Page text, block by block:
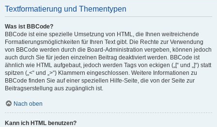
Textformatierung und Thementypen
Was ist BBCode?
BBCode ist eine spezielle Umsetzung von HTML, die Ihnen weitreichende
Formatierungsmöglichkeiten für Ihren Text gibt. Die Rechte zur Verwendung
von BBCode werden durch die Board-Administration vergeben, können jedoch
auch durch Sie für jeden einzelnen Beitrag deaktiviert werden. BBCode ist
ähnlich wie HTML aufgebaut, jedoch werden Tags von eckigen („[“ und „]“) statt
spitzen („<“ und „>“) Klammern eingeschlossen. Weitere Informationen zu
BBCode finden Sie auf einer speziellen Hilfe-Seite, die von der Seite zur
Beitragserstellung aus zugänglich ist.
Nach oben
Kann ich HTML benutzen?